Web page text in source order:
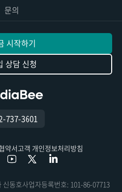
문의
시작하기
상담 신청
737-3601
약서 고객 개인정보처리방침
신동호사업자등록번호: 101-86-07713